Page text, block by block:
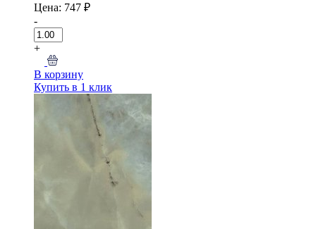
Цена: 747 ₽
-
+
В корзину
Купить в 1 клик